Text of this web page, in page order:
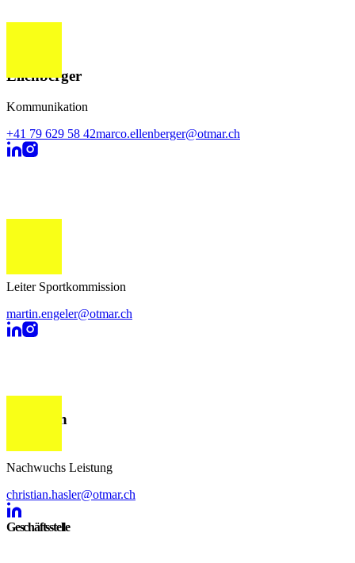
Ellenberger
Kommunikation
+41 79 629 58 42marco.ellenberger@otmar.ch
Leiter Sportkommission
martin.engeler@otmar.ch
Christian
Nachwuchs Leistung
christian.hasler@otmar.ch
Geschäftsstelle